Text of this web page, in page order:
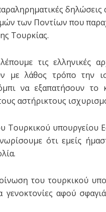
δηλώσεις
των Ποντίων που
Τουρκίας.
τις ελληνικές
με λάθος τρόπο την
να εξαπατήσουν το
αστήρικτους
Τουρκικού υπουργείου
ότι εμείς
του τουρκικού
αφού